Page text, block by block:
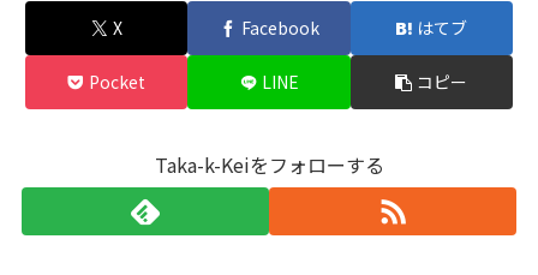
X Facebook はてブ
Pocket LINE コピー
Taka-k-Keiをフォローする